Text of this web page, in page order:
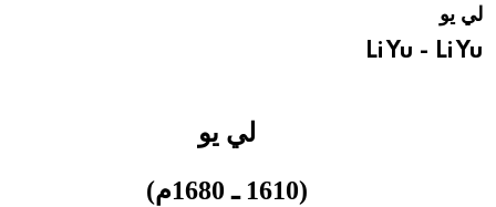
لي يو
Li Yu - Li Yu
لي يو
(1610 ـ 1680م)